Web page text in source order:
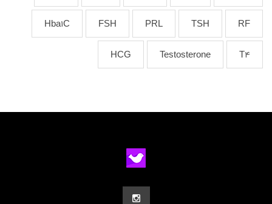
RF
TSH
PRL
FSH
Hba1C
T4
Testosterone
HCG